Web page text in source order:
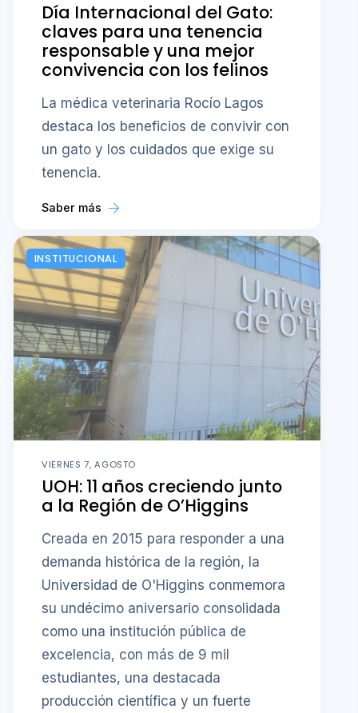
Día Internacional del Gato:
claves para una tenencia
responsable y una mejor
convivencia con los felinos
La médica veterinaria Rocío Lagos
destaca los beneficios de convivir con
un gato y los cuidados que exige su
tenencia.
Saber más
INSTITUCIONAL
VIERNES 7, AGOSTO
UOH: 11 años creciendo junto
a la Región de O’Higgins
Creada en 2015 para responder a una
demanda histórica de la región, la
Universidad de O'Higgins conmemora
su undécimo aniversario consolidada
como una institución pública de
excelencia, con más de 9 mil
estudiantes, una destacada
producción científica y un fuerte